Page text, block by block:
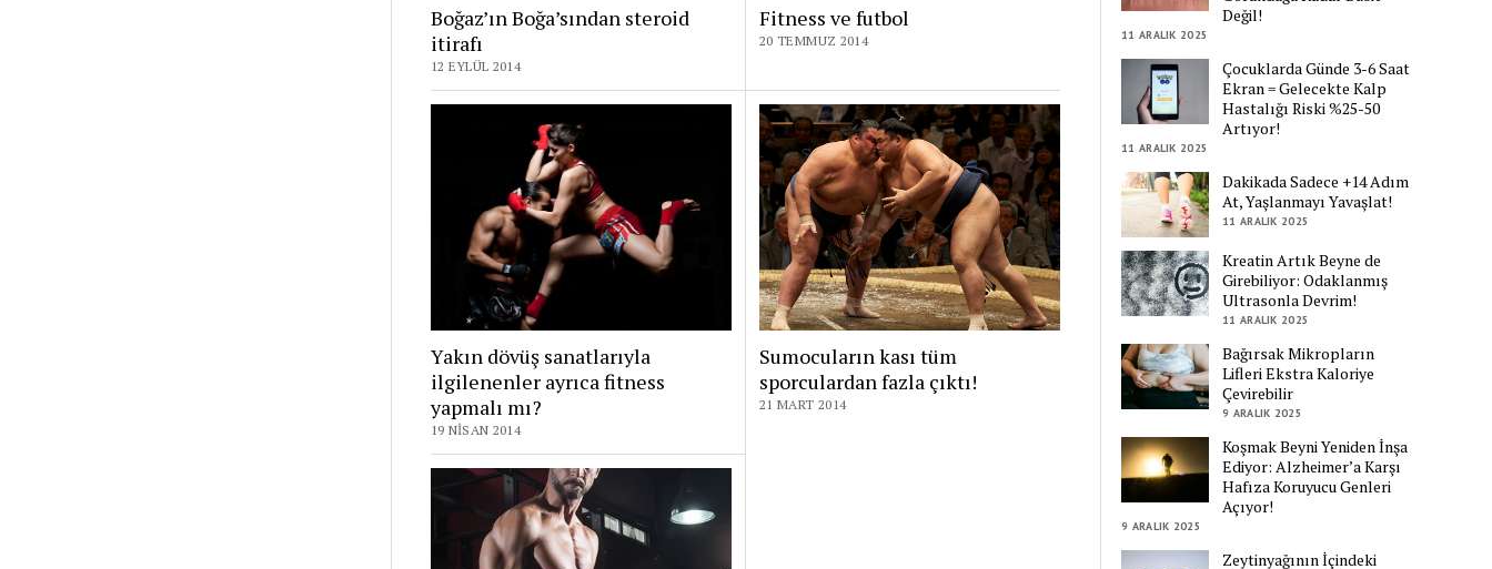
Boğaz’ın Boğa’sından steroid
itirafı
12 EYLÜL 2014
Fitness ve futbol
20 TEMMUZ 2014
Yakın dövüş sanatlarıyla
ilgilenenler ayrıca fitness
yapmalı mı?
19 NISAN 2014
Sumocuların kası tüm
sporculardan fazla çıktı!
21 MART 2014
Değil!
11 ARALIK 2025
Çocuklarda Günde 3-6 Saat
Ekran = Gelecekte Kalp
Hastalığı Riski %25-50
Artıyor!
11 ARALIK 2025
Dakikada Sadece +14 Adım
At, Yaşlanmayı Yavaşlat!
11 ARALIK 2025
Kreatin Artık Beyne de
Girebiliyor: Odaklanmış
Ultrasonla Devrim!
11 ARALIK 2025
Bağırsak Mikropların
Lifleri Ekstra Kaloriye
Çevirebilir
9 ARALIK 2025
Koşmak Beyni Yeniden İnşa
Ediyor: Alzheimer’a Karşı
Hafıza Koruyucu Genleri
Açıyor!
9 ARALIK 2025
Zeytinyağının İçindeki